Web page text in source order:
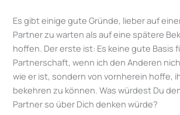
Es gibt einige gute Gründe, lieber auf
Partner zu warten als auf eine spätere
hoffen. Der erste ist: Es keine gute Basis
Partnerschaft, wenn ich den Anderen
wie er ist, sondern von vornherein hoffe,
bekehren zu können. Was würdest Du
Partner so über Dich denken würde?